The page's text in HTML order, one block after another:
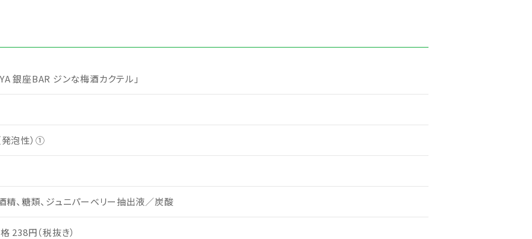
銀座BAR ジンな梅酒カクテル」
発泡性）①
酒精、糖類、ジュニパーベリー抽出液／炭酸
238円（税抜き）